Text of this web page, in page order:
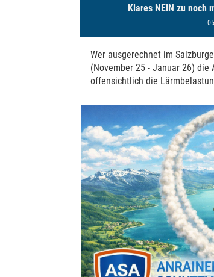
Klares NEIN zu noch
Wer ausgerechnet im
(November 25 - Januar 26)
offensichtlich die